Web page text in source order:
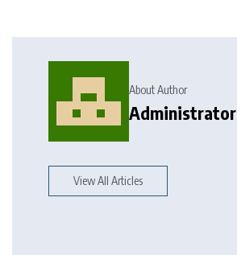
About Author
Administrator
View All Articles